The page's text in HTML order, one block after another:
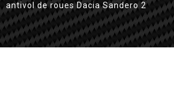
antivol de roues Dacia Sandero 2